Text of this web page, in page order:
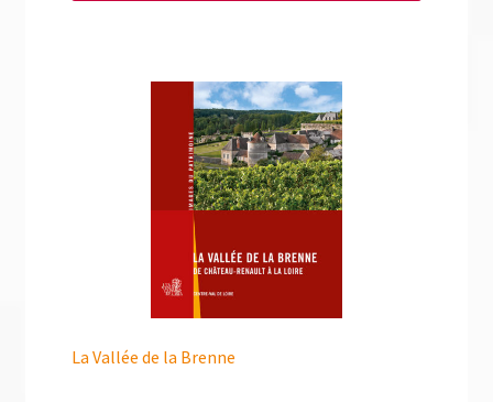
La Vallée de la Brenne